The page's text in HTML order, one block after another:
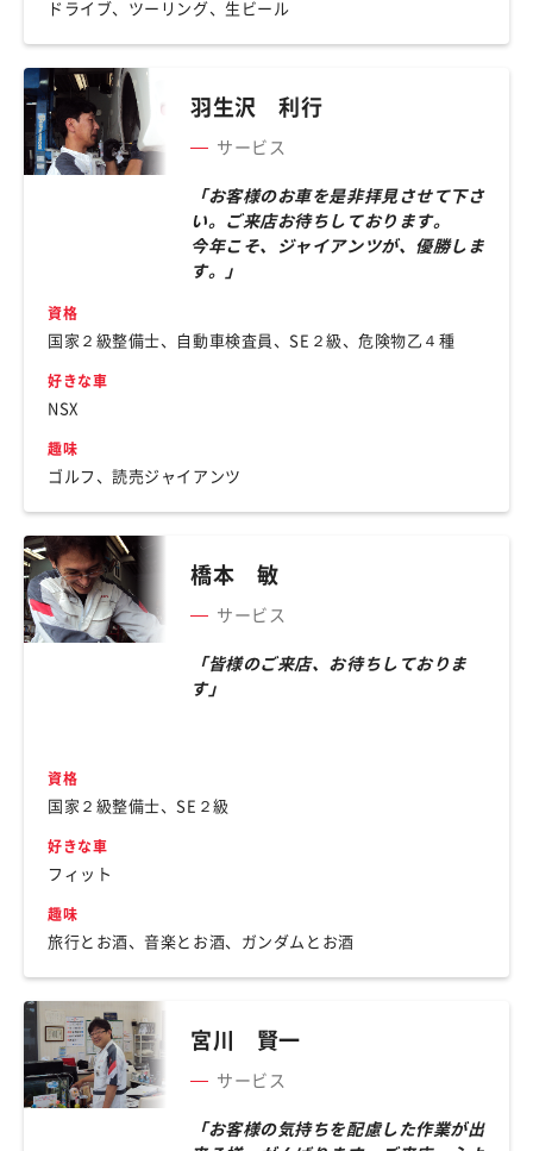
ドライブ、ツーリング、生ビール
羽生沢 利行
サービス
「お客様のお車を是非拝見させて下さ
い。ご来店お待ちしております。
今年こそ、ジャイアンツが、優勝しま
す。」
資格
国家２級整備士、自動車検査員、SE２級、危険物乙４種
好きな車
NSX
趣味
ゴルフ、読売ジャイアンツ
橋本 敏
サービス
「皆様のご来店、お待ちしておりま
す」
資格
国家２級整備士、SE２級
好きな車
フィット
趣味
旅行とお酒、音楽とお酒、ガンダムとお酒
宮川 賢一
サービス
「お客様の気持ちを配慮した作業が出